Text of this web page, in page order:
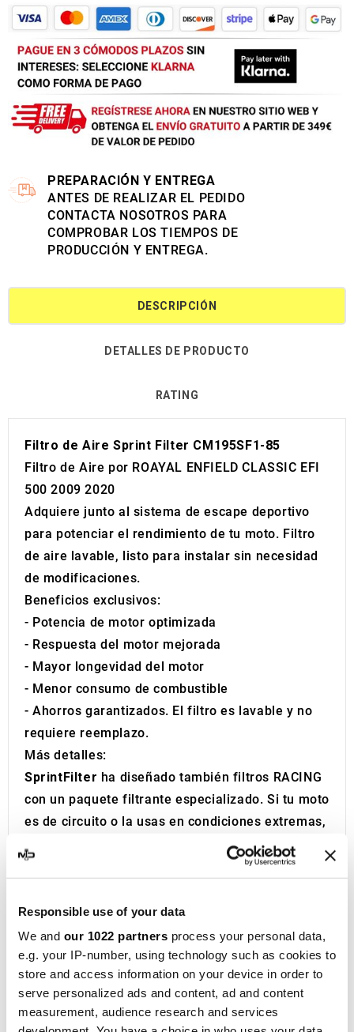
Responsible use of your data
We and our 1022 partners process your personal data,
e.g. your IP-number, using technology such as cookies to
store and access information on your device in order to
serve personalized ads and content, ad and content
measurement, audience research and services
PREPARACIÓN Y ENTREGA
ANTES DE REALIZAR EL PEDIDO
CONTACTA NOSOTROS PARA
COMPROBAR LOS TIEMPOS DE
PRODUCCIÓN Y ENTREGA.
DESCRIPCIÓN
DETALLES DE PRODUCTO
RATING
Filtro de Aire Sprint Filter CM195SF1-85
Filtro de Aire por ROAYAL ENFIELD CLASSIC EFI
500 2009 2020
Adquiere junto al sistema de escape deportivo
para potenciar el rendimiento de tu moto. Filtro
de aire lavable, listo para instalar sin necesidad
de modificaciones.
Beneficios exclusivos:
- Potencia de motor optimizada
- Respuesta del motor mejorada
- Mayor longevidad del motor
- Menor consumo de combustible
- Ahorros garantizados. El filtro es lavable y no
requiere reemplazo.
Más detalles:
SprintFilter ha diseñado también filtros RACING
con un paquete filtrante especializado. Si tu moto
es de circuito o la usas en condiciones extremas,
Con más de 70 años de experiencia, Sprint Filter
deportivos de alto rendimiento. Desde su
fundación en 1952, ha sido sinónimo de calidad y
excelencia en la industria automovilística y
motociclista.
Los filtros de aire deportivos de Sprint Filter
destacan por su alta eficiencia comparados con